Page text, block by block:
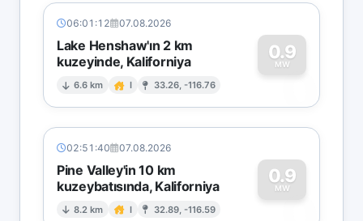
06:01:12 07.08.2026
Lake Henshaw'ın 2 km
kuzeyinde, Kaliforniya
6.6 km I 33.26, -116.76
0.9
MW
0
02:51:40 07.08.2026
Pine Valley'in 10 km
kuzeybatısında, Kaliforniya
8.2 km I 32.89, -116.59
0.9
MW